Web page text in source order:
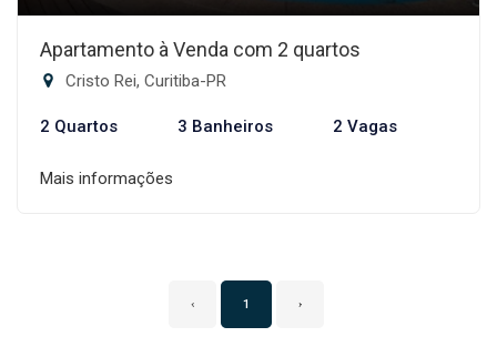
Apartamento à Venda com 2 quartos
Cristo Rei, Curitiba-PR
2 Quartos 3 Banheiros 2 Vagas
Mais informações
‹ 1 ›